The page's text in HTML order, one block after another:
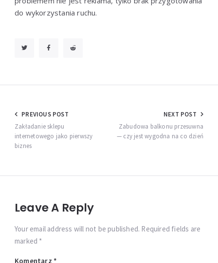
do wykorzystania ruchu.
Nawigacja
wpisu
PREVIOUS POST
Zakładanie sklepu
internetowego jako pierwszy
biznes
NEXT POST
Zabudowa balkonu przesuwna
— czy jest wygodna na co dzień
Leave A Reply
Your email address will not be published. Required fields are
marked *
Komentarz *